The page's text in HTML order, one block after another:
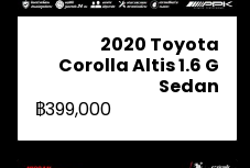
2020 Toyota
Corolla Altis 1.6 G
Sedan
฿399,000